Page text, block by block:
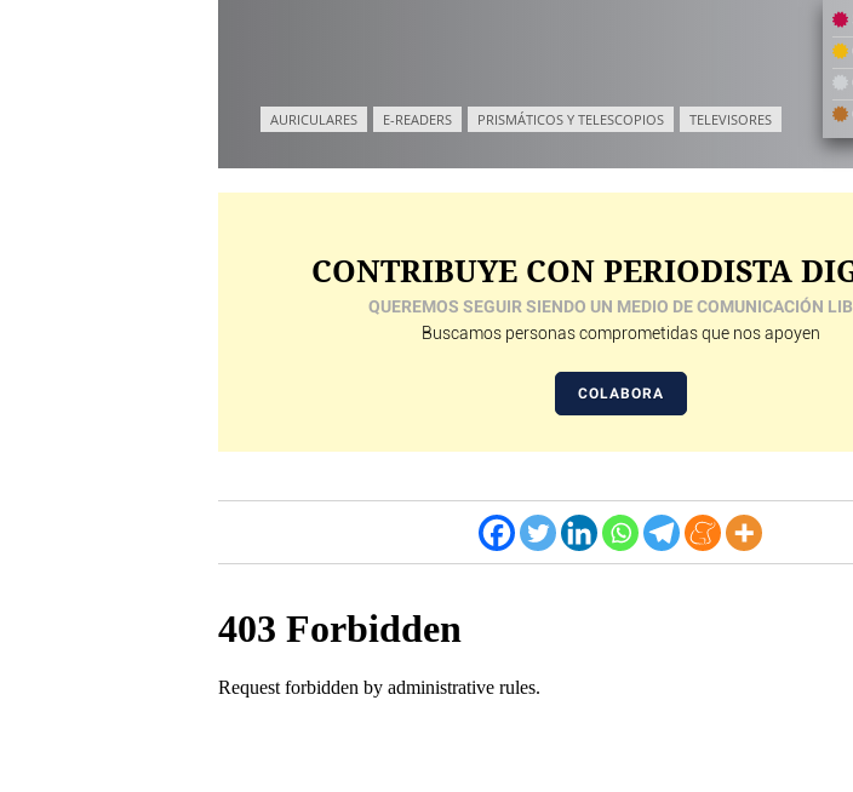
AURICULARES E-READERS PRISMÁTICOS Y TELESCOPIOS TELEVISORES
CONTRIBUYE CON PERIODISTA
QUEREMOS SEGUIR SIENDO UN MEDIO DE COMUNICACIÓN
Buscamos personas comprometidas que nos apoyen
COLABORA